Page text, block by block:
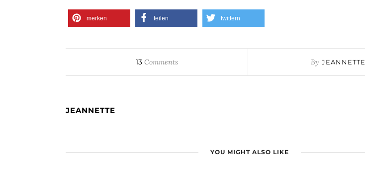
merken teilen twittern
13Comments By JEANNETTE
JEANNETTE
YOU MIGHT ALSO LIKE